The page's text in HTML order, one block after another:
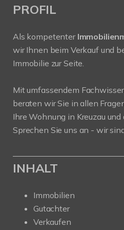
PROFIL
Als kompetenter
wir Ihnen beim Verkauf und
Immobilie zur Seite.
Mit umfassendem
beraten wir Sie in allen
Ihre Wohnung in Kreuzau und
Sprechen Sie uns an - wir
INHALT
Immobilien
Gutachter
Verkaufen